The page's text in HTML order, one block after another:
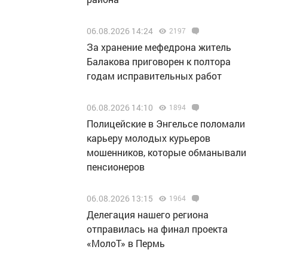
06.08.2026 14:24 2197
За хранение мефедрона житель
Балакова приговорен к полтора
годам исправительных работ
06.08.2026 14:10 1894
Полицейские в Энгельсе поломали
карьеру молодых курьеров
мошенников, которые обманывали
пенсионеров
06.08.2026 13:15 1964
Делегация нашего региона
отправилась на финал проекта
«МолоТ» в Пермь